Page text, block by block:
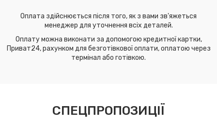
Оплата здійснюється після того, як з вами зв'яжеться
менеджер для уточнення всіх деталей.
Оплату можна виконати за допомогою кредитної картки,
Приват24, рахунком для безготівкової оплати, оплатою через
термінал або готівкою.
СПЕЦПРОПОЗИЦІЇ